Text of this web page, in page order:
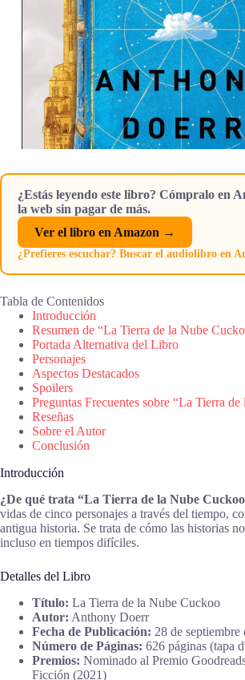
¿Estás leyendo este libro? Cómpralo en
la web sin pagar de más.
Ver el libro en Amazon →
¿Prefieres escuchar? Buscar el audiolibro en
Tabla de Contenidos
Introducción
Resumen de “La Tierra de la Nube
Portada Alternativa del Libro
Personajes
Aspectos Destacados
Spoilers
Preguntas Frecuentes sobre “La Tierra
Reseñas
Sobre el Autor
Conclusión
Introducción
¿De qué trata “La Tierra de la Nube
vidas de cinco personajes a través del tiempo,
antigua historia. Se trata de cómo las historias
incluso en tiempos difíciles.
Detalles del Libro
Título: La Tierra de la Nube Cuckoo
Autor: Anthony Doerr
Fecha de Publicación: 28 de septiembre
Número de Páginas: 626 páginas (tapa
Premios: Nominado al Premio
Ficción (2021)